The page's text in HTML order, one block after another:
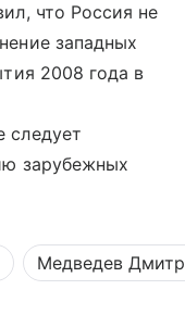
что Россия не
западных
2008 года в
следует
зарубежных
Медведев